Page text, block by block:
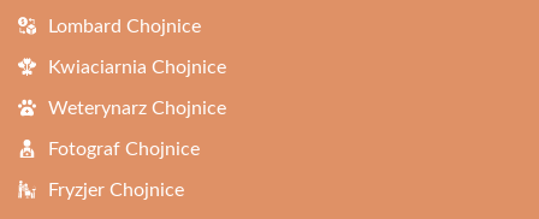
Lombard Chojnice
Kwiaciarnia Chojnice
Weterynarz Chojnice
Fotograf Chojnice
Fryzjer Chojnice